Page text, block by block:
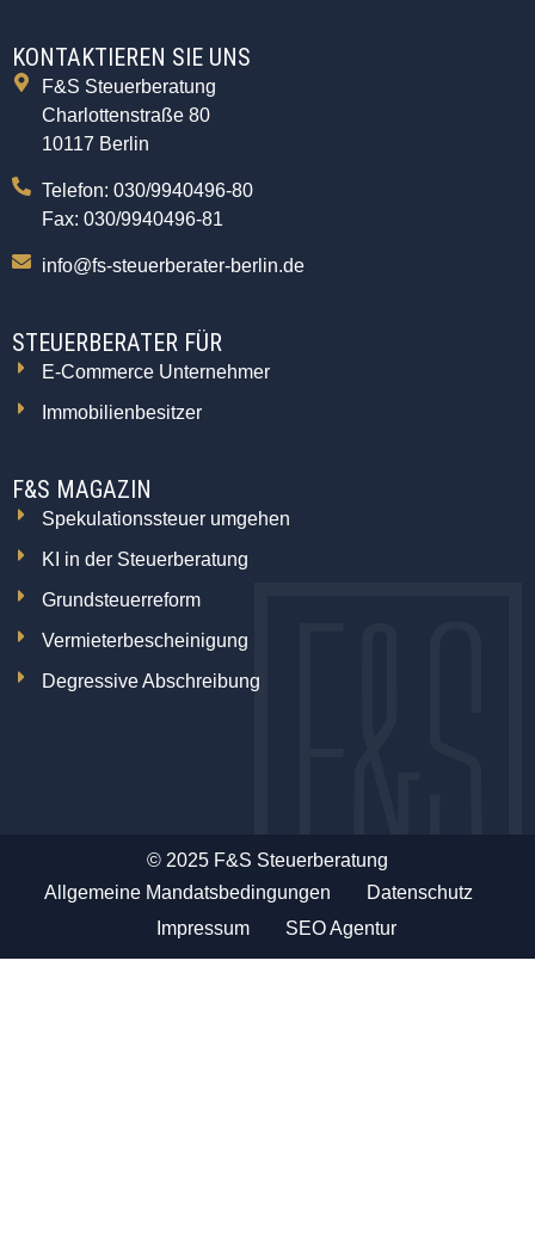
KONTAKTIEREN SIE UNS
F&S Steuerberatung
Charlottenstraße 80
10117 Berlin
Telefon: 030/9940496-80
Fax: 030/9940496-81
info@fs-steuerberater-berlin.de
STEUERBERATER FÜR
E-Commerce Unternehmer
Immobilienbesitzer
F&S MAGAZIN
Spekulationssteuer umgehen
KI in der Steuerberatung
Grundsteuerreform
Vermieterbescheinigung
Degressive Abschreibung
© 2025 F&S Steuerberatung
Allgemeine Mandatsbedingungen
Datenschutz
Impressum
SEO Agentur